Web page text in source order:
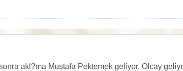
akl?ma Mustafa Pektemek geliyor, Olcay